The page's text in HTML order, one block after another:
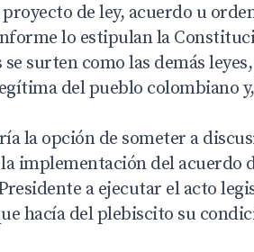
de ley, acuerdo u
lo estipulan la
surten como las demás
del pueblo colombiano
la opción de someter a
implementación del acuerdo
a ejecutar el acto
hacía del plebiscito su